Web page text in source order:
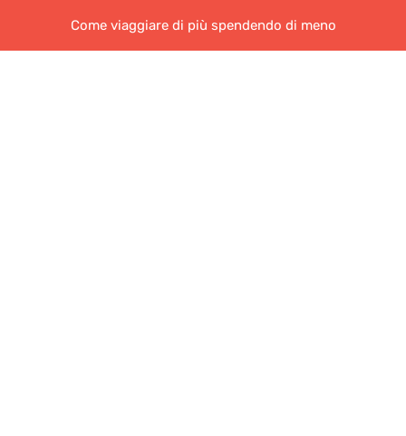
Come viaggiare di più spendendo di meno